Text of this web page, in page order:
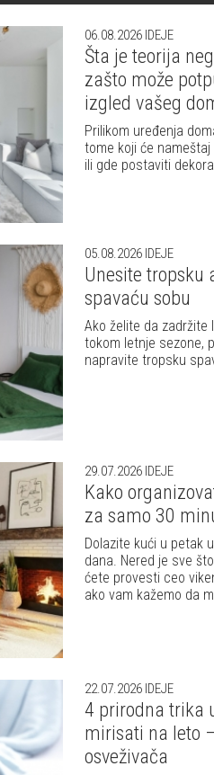
06.08.2026 IDEJE
Šta je teorija
zašto može
izgled vašeg
Prilikom uređenja
tome koji će
ili gde postaviti
05.08.2026 IDEJE
Unesite tropsku
spavaću sobu
Ako želite da zadržite
tokom letnje sezone,
napravite tropsku
29.07.2026 IDEJE
Kako
za samo 30
Dolazite kući u petak
dana. Nered je sve
ćete provesti ceo
ako vam kažemo da
22.07.2026 IDEJE
4 prirodna trika
mirisati na leto
osveživača